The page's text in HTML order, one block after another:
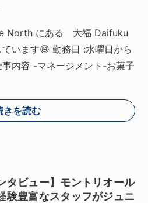
North にある 大福 Daifuku
います😄 勤務日 :水曜日から
内容 -マネージメント-お菓子
きを読む
タビュー】モントリオール
験豊富なスタッフがジュニ